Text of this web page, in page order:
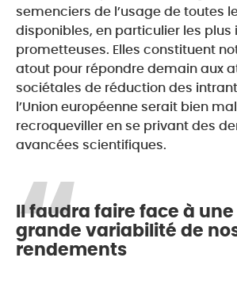
semenciers de l’usage de toutes
disponibles, en particulier les plus
prometteuses. Elles constituent
atout pour répondre demain aux
sociétales de réduction des
l’Union européenne serait bien
recroqueviller en se privant des
avancées scientifiques.
Il faudra faire face à
grande variabilité de
rendements